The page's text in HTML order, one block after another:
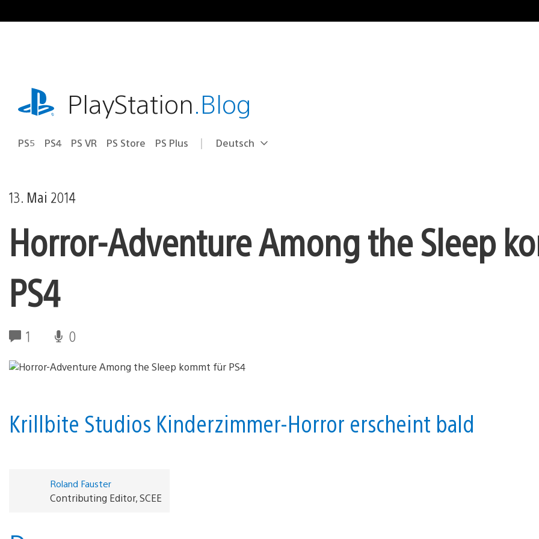
Inhalt
playstation.comPlayStation.Blog
PS5 PS4 PS VR PS Store PS Plus Select
Aktuelle
Deutsch
13. Mai 2014
Horror-Adventure Among the Sleep
PS4
1 0
Krillbite Studios Kinderzimmer-Horror erscheint bald
Roland Fauster
Contributing Editor, SCEE